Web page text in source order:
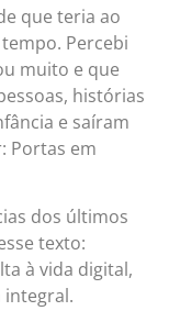
que teria ao
Percebi
muito e que
histórias
e saíram
Portas em
dos últimos
texto:
à vida digital,
integral.